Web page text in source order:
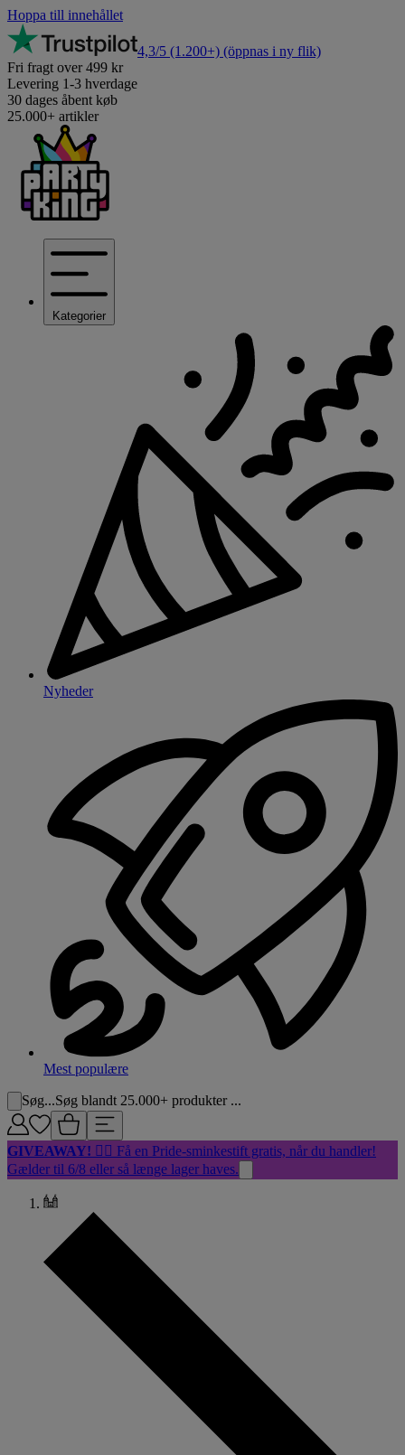
Hoppa till innehållet
4,3/5 (1.200+) (öppnas i ny flik)
Fri fragt over 499 kr
Levering 1-3 hverdage
30 dages åbent køb
25.000+ artikler
Kategorier
Nyheder
Mest populære
Søg...Søg blandt 25.000+ produkter ...
GIVEAWAY! 🏳️‍🌈 Få en Pride-sminkestift gratis, når du handler!
Gælder til 6/8 eller så længe lager haves.